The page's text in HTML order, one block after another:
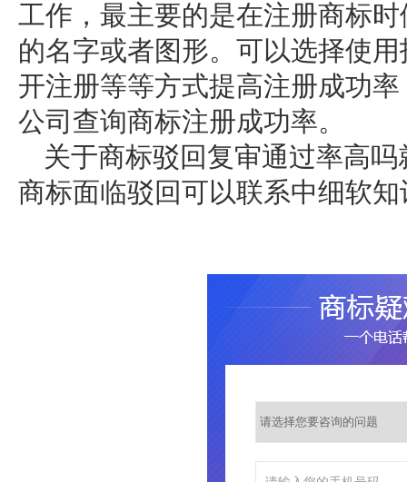
工作，最主要的是在注册商标
的名字或者图形。可以选择使
开注册等等方式提高注册成功
公司查询商标注册成功率。
关于商标驳回复审通过率高
商标面临驳回可以联系中细软